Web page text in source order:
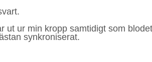
ut ur min kropp samtidigt som
synkroniserat.